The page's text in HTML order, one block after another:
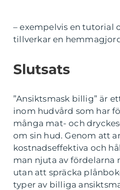
– exempelvis en tutorial
tillverkar en
Slutsats
”Ansiktsmask billig” är
inom hudvård som har
många mat- och
om sin hud. Genom att
kostnadseffektiva och
man njuta av fördelarna
utan att spräcka
typer av billiga